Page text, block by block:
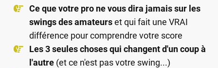
Ce que votre pro ne vous dira jamais sur les
swings des amateurset qui fait une VRAI
différence pour comprendre votre score
Les 3 seules choses qui changent d'un coup à
l'autre (et ce n'est pas votre swing...)